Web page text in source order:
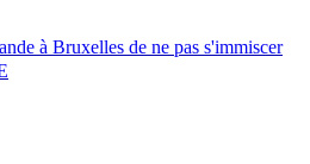
à Bruxelles de ne pas s'immiscer